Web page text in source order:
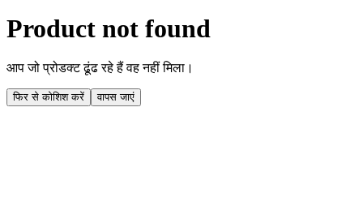
Product not found
आप जो प्रोडक्ट ढूंढ रहे हैं वह नहीं मिला।
फिर से कोशिश करें वापस जाएं